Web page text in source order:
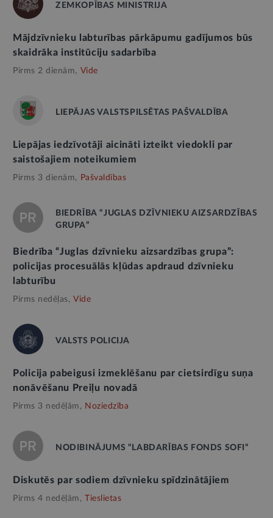
ZEMKOPĪBAS MINISTRIJA
Mājdzīvnieku labturības pārkāpumu gadījumos būs
skaidrāka institūciju sadarbība
Pirms 2 dienām, Vide
LIEPĀJAS VALSTSPILSĒTAS PAŠVALDĪBA
Liepājas iedzīvotāji aicināti izteikt viedokli par
saistošajiem noteikumiem
Pirms 3 dienām, Pašvaldības
BIEDRĪBA “JUGLAS DZĪVNIEKU AIZSARDZĪBAS
GRUPA”
Biedrība “Juglas dzīvnieku aizsardzības grupa”:
policijas procesuālās kļūdas apdraud dzīvnieku
labturību
Pirms nedēļas, Vide
VALSTS POLICIJA
Policija pabeigusi izmeklēšanu par cietsirdīgu suņa
nonāvēšanu Preiļu novadā
Pirms 3 nedēļām, Noziedzība
NODIBINĀJUMS “LABDARĪBAS FONDS SOFI”
Diskutēs par sodiem dzīvnieku spīdzinātājiem
Pirms 4 nedēļām, Tieslietas